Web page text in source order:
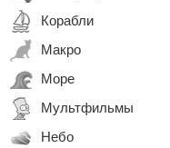
Корабли
Макро
Море
Мультфильмы
Небо